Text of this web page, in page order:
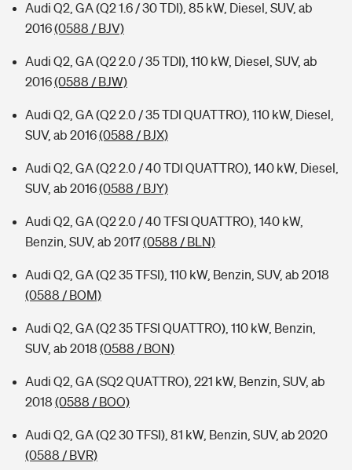
Kinderunfall-Check: Mehr Sicherheit für deine Kids
Typklassen: So ist Ihr Auto eingestuft
Sie haben Fragen?
Audi Q2, GA (Q2 1.6 / 30 TDI), 85 kW, Diesel, SUV, ab
2016(0588 / BJV)
Audi Q2, GA (Q2 2.0 / 35 TDI), 110 kW, Diesel, SUV, ab
2016(0588 / BJW)
Audi Q2, GA (Q2 2.0 / 35 TDI QUATTRO), 110 kW, Diesel,
SUV, ab 2016(0588 / BJX)
Audi Q2, GA (Q2 2.0 / 40 TDI QUATTRO), 140 kW, Diesel,
SUV, ab 2016(0588 / BJY)
Audi Q2, GA (Q2 2.0 / 40 TFSI QUATTRO), 140 kW,
Benzin, SUV, ab 2017(0588 / BLN)
Audi Q2, GA (Q2 35 TFSI), 110 kW, Benzin, SUV, ab 2018
(0588 / BOM)
Audi Q2, GA (Q2 35 TFSI QUATTRO), 110 kW, Benzin,
SUV, ab 2018 (0588 / BON)
Audi Q2, GA (SQ2 QUATTRO), 221 kW, Benzin, SUV, ab
2018 (0588 / BOO)
Audi Q2, GA (Q2 30 TFSI), 81 kW, Benzin, SUV, ab 2020
(0588 / BVR)